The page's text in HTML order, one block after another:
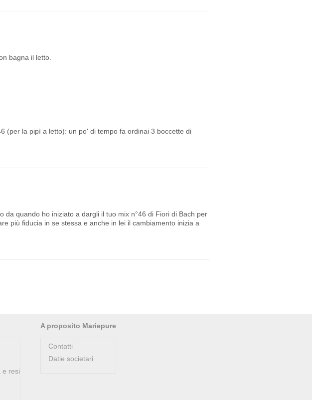
bagna il letto.
(per la pipì a letto): un po' di tempo fa ordinai 3 boccette di
quando ho iniziato a dargli il tuo mix n°46 di Fiori di Bach per
più fiducia in se stessa e anche in lei il cambiamento inizia a
e resi
A proposito Mariepure
Contatti
Datie societari